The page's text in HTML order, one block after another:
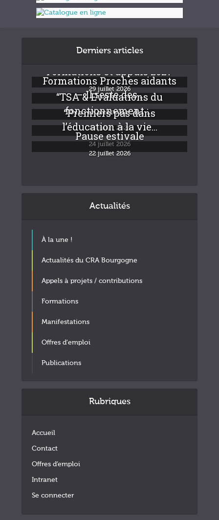
Derniers articles
Formations et appuis 2027
29 juillet 2026
Formations Proches aidants
– Il reste des...
24 juillet 2026
“TSA & Evaluations du
fonctionnement :...
24 juillet 2026
“Premiers pas dans
l’éducation à la vie...
24 juillet 2026
Pause estivale
22 juillet 2026
Actualités
À la une !
Actualités du CRA Bourgogne
Appels à projets / contributions
Formations
Manifestations
Offres d'emploi
Publications
Rubriques
Accueil
Contact
Offres d’emploi
Intranet
Se connecter